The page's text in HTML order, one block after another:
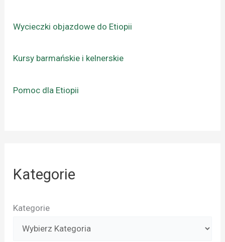
Wycieczki objazdowe do Etiopii
Kursy barmańskie i kelnerskie
Pomoc dla Etiopii
Kategorie
Kategorie